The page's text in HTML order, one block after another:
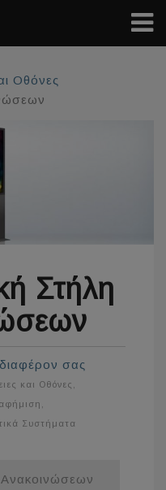
Οθόνες
Στήλη
σας
και Οθόνες ,
,
Συστήματα